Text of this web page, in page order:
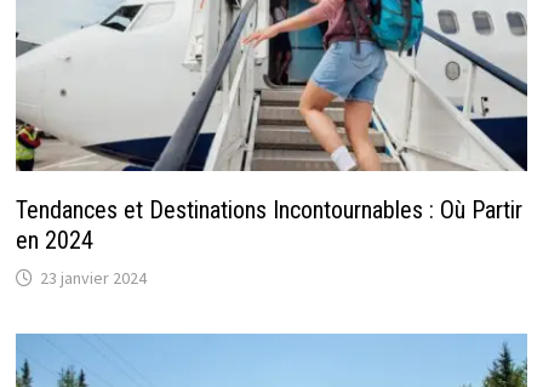
Tendances et Destinations Incontournables : Où Partir
en 2024
23 janvier 2024